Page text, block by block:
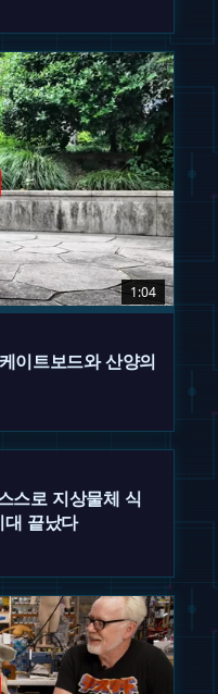
1:04
이트보드와 산양의
스로 지상물체 식
대 끝났다